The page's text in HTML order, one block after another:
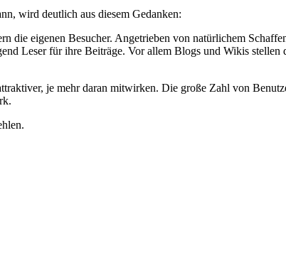
wird deutlich aus diesem Gedanken:
die eigenen Besucher. Angetrieben von natürlichem
Leser für ihre Beiträge. Vor allem Blogs und Wikis stellen
je mehr daran mitwirken. Die große Zahl von